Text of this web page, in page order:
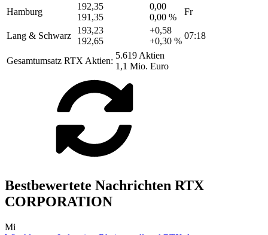
Hamburg
192,35
191,35
0,00
0,00 %
Fr
Lang & Schwarz
193,23
192,65
+0,58
+0,30 %
07:18
Gesamtumsatz RTX Aktien:
5.619 Aktien
1,1 Mio. Euro
Bestbewertete Nachrichten RTX
CORPORATION
Mi